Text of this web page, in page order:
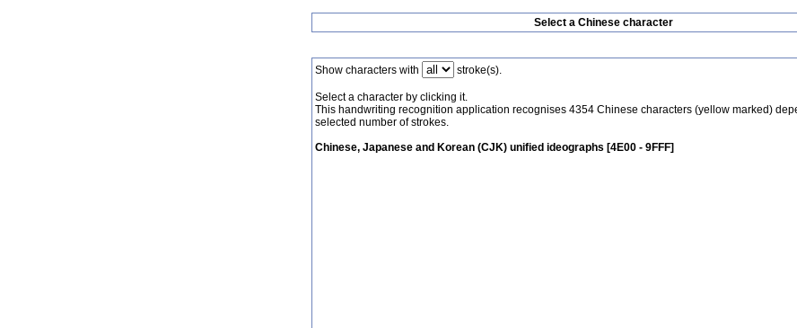
Select a Chinese character
Show characters with stroke(s).
Select a character by clicking it.
This handwriting recognition application recognises 4354 Chinese characters (yellow marked)
selected number of strokes.
Chinese, Japanese and Korean (CJK) unified ideographs [4E00 - 9FFF]